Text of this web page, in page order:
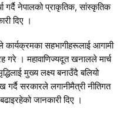
गर्दै नेपालको प्राकृतिक, सांस्कृतिक
दिए ।
कार्यक्रमका सहभागीहरूलाई आगामी
गरे । महावाणिज्यदूत खनालले मार्च
मुख्य लक्ष्य बनाउँदै बलियो
सरकारले लगानीमैत्री नीतिगत
जानकारी दिए ।